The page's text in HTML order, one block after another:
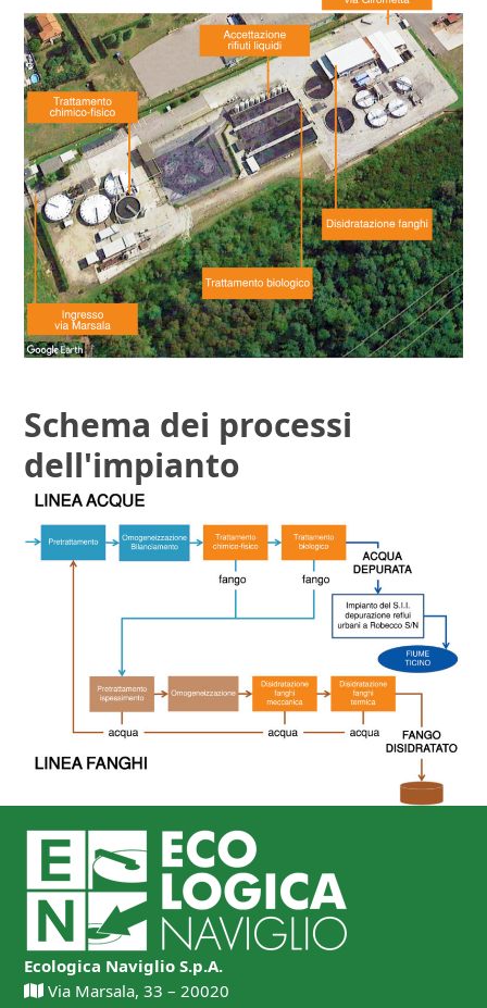
Schema dei processi
dell'impianto
Ecologica Naviglio S.p.A.
Via Marsala, 33 – 20020